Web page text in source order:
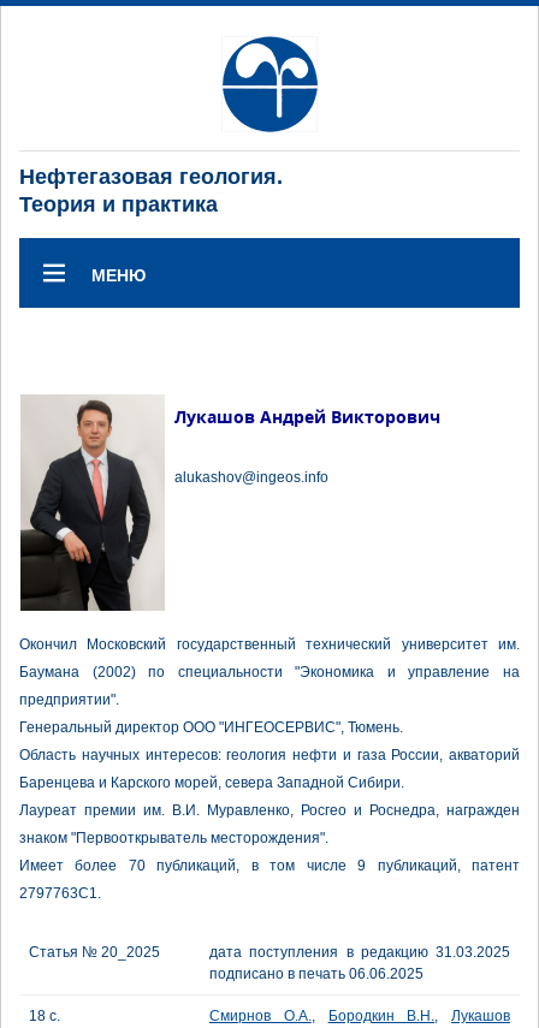
Нефтегазовая геология.
Теория и практика
МЕНЮ
Лукашов Андрей Викторович
alukashov@ingeos.info
Окончил Московский государственный технический университет им.
Баумана (2002) по специальности "Экономика и управление на
предприятии".
Генеральный директор ООО "ИНГЕОСЕРВИС", Тюмень.
Область научных интересов: геология нефти и газа России, акваторий
Баренцева и Карского морей, севера Западной Сибири.
Лауреат премии им. В.И. Муравленко, Росгео и Роснедра, награжден
знаком "Первооткрыватель месторождения".
Имеет более 70 публикаций, в том числе 9 публикаций, патент
2797763С1.
Статья № 20_2025
дата поступления в редакцию 31.03.2025
подписано в печать 06.06.2025
18 с. Смирнов О.А., Бородкин В.Н., Лукашов